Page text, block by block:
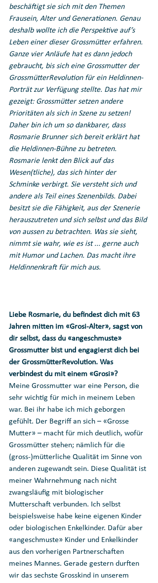
beschäftigt sie sich mit den Themen
Frausein, Alter und Generationen. Genau
deshalb wollte ich die Perspektive auf’s
Leben einer dieser Grossmütter erfahren.
Ganze vier Anläufe hat es dann jedoch
gebraucht, bis sich eine Grossmutter der
GrossmütterRevolution für ein Heldinnen-
Porträt zur Verfügung stellte. Das hat mir
gezeigt: Grossmütter setzen andere
Prioritäten als sich in Szene zu setzen!
Daher bin ich um so dankbarer, dass
Rosmarie Brunner sich bereit erklärt hat
die Heldinnen-Bühne zu betreten.
Rosmarie lenkt den Blick auf das
Wesen(tliche), das sich hinter der
Schminke verbirgt. Sie versteht sich und
andere als Teil eines Szenenbilds. Dabei
besitzt sie die Fähigkeit, aus der Szenerie
herauszutreten und sich selbst und das Bild
von aussen zu betrachten. Was sie sieht,
nimmt sie wahr, wie es ist ... gerne auch
mit Humor und Lachen. Das macht ihre
Heldinnenkraft für mich aus.
Liebe Rosmarie, du befindest dich mit 63
Jahren mitten im «Grosi-Alter», sagst von
dir selbst, dass du «angeschmuste»
Grossmutter bist und engagierst dich bei
der GrossmütterRevolution. Was
verbindest du mit einem «Grosi»?
Meine Grossmutter war eine Person, die
sehr wichtig für mich in meinem Leben
war. Bei ihr habe ich mich geborgen
gefühlt. Der Begriff an sich – «Grosse
Mutter» – macht für mich deutlich, wofür
Grossmütter stehen; nämlich für die
(gross-)mütterliche Qualität im Sinne von
anderen zugewandt sein. Diese Qualität ist
meiner Wahrnehmung nach nicht
zwangsläufig mit biologischer
Mutterschaft verbunden. Ich selbst
beispielsweise habe keine eigenen Kinder
oder biologischen Enkelkinder. Dafür aber
«angeschmuste» Kinder und Enkelkinder
aus den vorherigen Partnerschaften
meines Mannes. Gerade gestern durften
wir das sechste Grosskind in unserem